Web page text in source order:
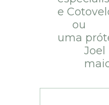
e
ou 11-
uma
Joel